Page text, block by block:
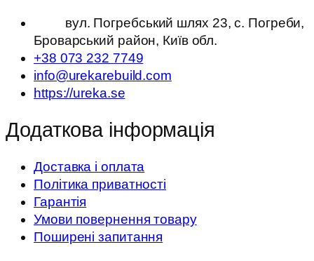
вул. Погребський шлях 23, с. Погреби,
Броварський район, Київ обл.
+38 073 232 7749
info@urekarebuild.com
https://ureka.se
Додаткова інформація
Доставка і оплата
Політика приватності
Гарантія
Умови повернення товару
Поширені запитання